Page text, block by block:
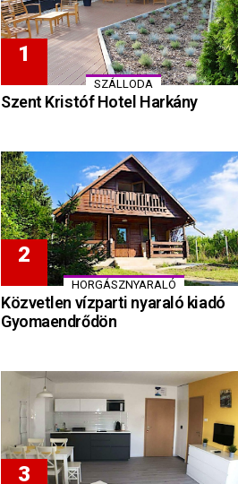
SZÁLLODA
Szent Kristóf Hotel Harkány
HORGÁSZNYARALÓ
Közvetlen vízparti nyaraló kiadó
Gyomaendrődön